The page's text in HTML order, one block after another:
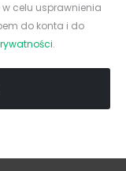
celu usprawnienia
do konta i do
.